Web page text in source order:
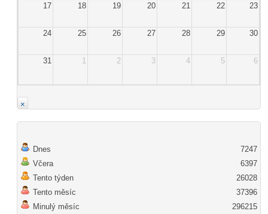
17 18 19 20 21 22 23
24 25 26 27 28 29 30
31 1 2 3 4 5 6
×
Dnes
Včera
Tento týden
Tento měsíc
Minulý měsíc
7247
6397
26028
37396
296215